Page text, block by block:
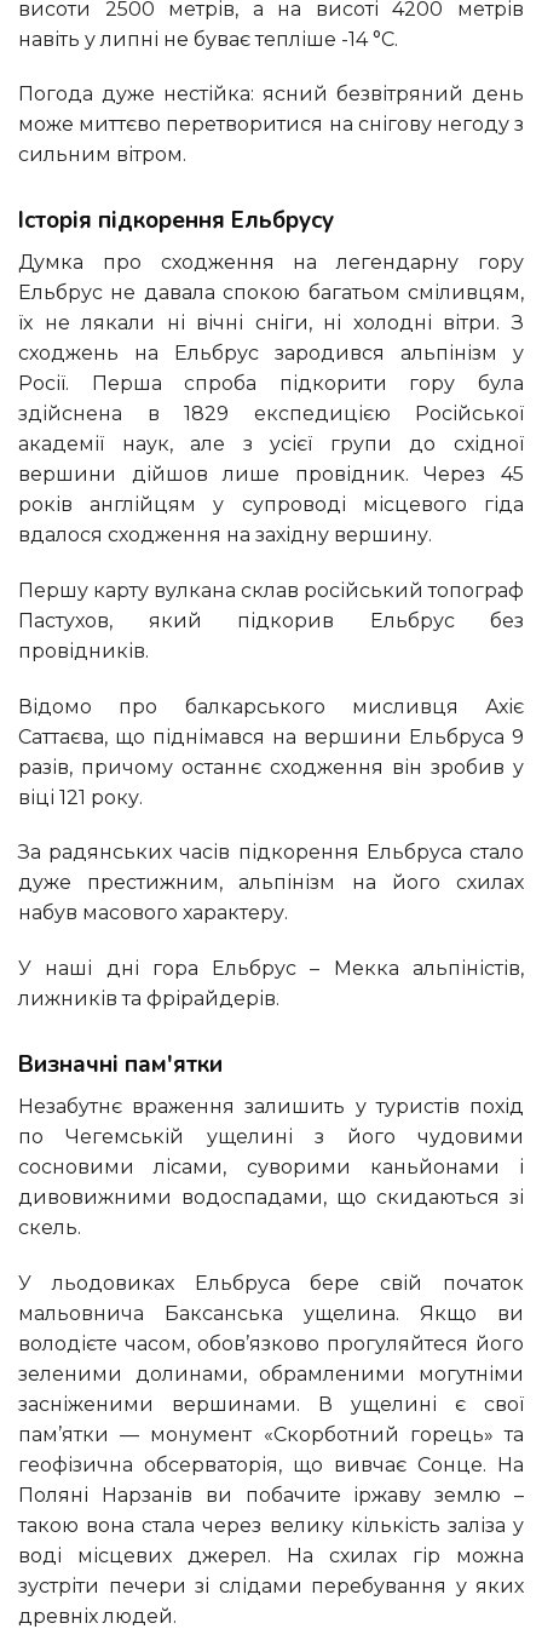
висоти 2500 метрів, а на висоті 4200 метрів
навіть у липні не буває тепліше -14 °C.
Погода дуже нестійка: ясний безвітряний день
може миттєво перетворитися на снігову негоду з
сильним вітром.
Історія підкорення Ельбрусу
Думка про сходження на легендарну гору
Ельбрус не давала спокою багатьом сміливцям,
їх не лякали ні вічні сніги, ні холодні вітри. З
сходжень на Ельбрус зародився альпінізм у
Росії. Перша спроба підкорити гору була
здійснена в 1829 експедицією Російської
академії наук, але з усієї групи до східної
вершини дійшов лише провідник. Через 45
років англійцям у супроводі місцевого гіда
вдалося сходження на західну вершину.
Першу карту вулкана склав російський топограф
Пастухов, який підкорив Ельбрус без
провідників.
Відомо про балкарського мисливця Ахіє
Саттаєва, що піднімався на вершини Ельбруса 9
разів, причому останнє сходження він зробив у
віці 121 року.
За радянських часів підкорення Ельбруса стало
дуже престижним, альпінізм на його схилах
набув масового характеру.
У наші дні гора Ельбрус – Мекка альпіністів,
лижників та фрірайдерів.
Визначні пам'ятки
Незабутнє враження залишить у туристів похід
по Чегемській ущелині з його чудовими
сосновими лісами, суворими каньйонами і
дивовижними водоспадами, що скидаються зі
скель.
У льодовиках Ельбруса бере свій початок
мальовнича Баксанська ущелина. Якщо ви
володієте часом, обов’язково прогуляйтеся його
зеленими долинами, обрамленими могутніми
засніженими вершинами. В ущелині є свої
пам’ятки — монумент «Скорботний горець» та
геофізична обсерваторія, що вивчає Сонце. На
Поляні Нарзанів ви побачите іржаву землю –
такою вона стала через велику кількість заліза у
воді місцевих джерел. На схилах гір можна
зустріти печери зі слідами перебування у яких
древніх людей.